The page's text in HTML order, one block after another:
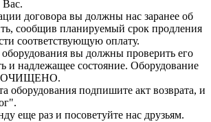
Вас.
договора вы должны нас заранее об
сообщив планируемый срок продления
соответствующую оплату.
вы должны проверить его
и надлежащее состояние. Оборудование
ОЧИЩЕНО.
оборудования подпишите акт возврата, и
еще раз и посоветуйте нас друзьям.